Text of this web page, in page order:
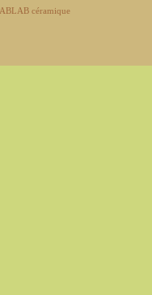
céramique